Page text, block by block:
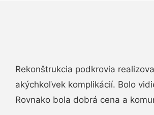
Rekonštrukcia podkrovia
akýchkoľvek komplikácií. Bolo
Rovnako bola dobrá cena a